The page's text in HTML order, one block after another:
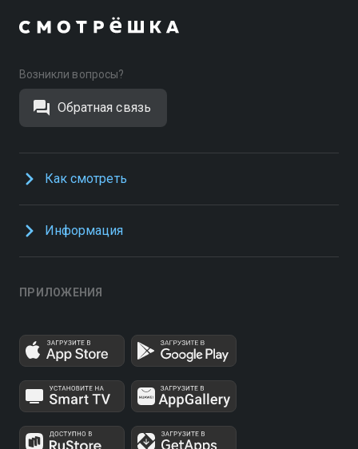
Возникли вопросы?
Обратная связь
Как смотреть
Информация
ПРИЛОЖЕНИЯ